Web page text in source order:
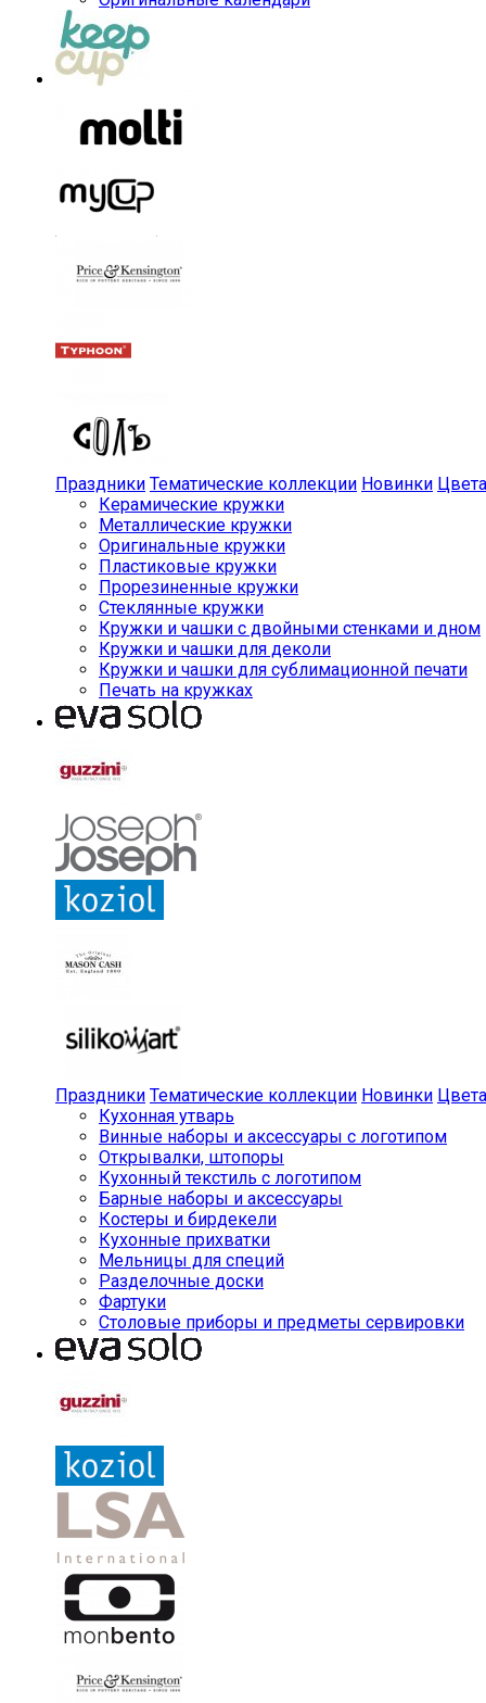
Праздники Тематические коллекции Новинки Цвета
Керамические кружки
Металлические кружки
Оригинальные кружки
Пластиковые кружки
Прорезиненные кружки
Стеклянные кружки
Кружки и чашки с двойными стенками и дном
Кружки и чашки для деколи
Кружки и чашки для сублимационной печати
Печать на кружках
Праздники Тематические коллекции Новинки Цвета
Кухонная утварь
Винные наборы и аксессуары с логотипом
Открывалки, штопоры
Кухонный текстиль с логотипом
Барные наборы и аксессуары
Костеры и бирдекели
Кухонные прихватки
Мельницы для специй
Разделочные доски
Фартуки
Столовые приборы и предметы сервировки